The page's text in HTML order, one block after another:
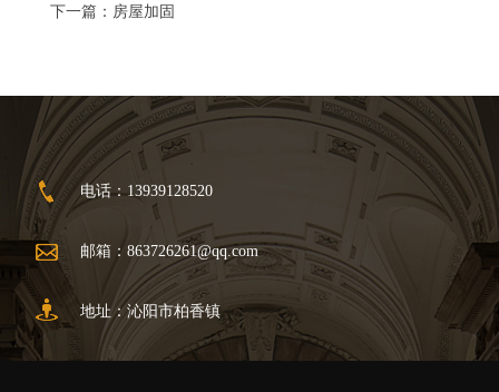
下一篇： 房屋加固
电话：13939128520
邮箱： 863726261@qq.com
地址：沁阳市柏香镇